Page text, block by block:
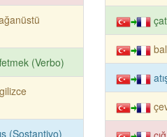
(Verbo)
(Sostantivo)